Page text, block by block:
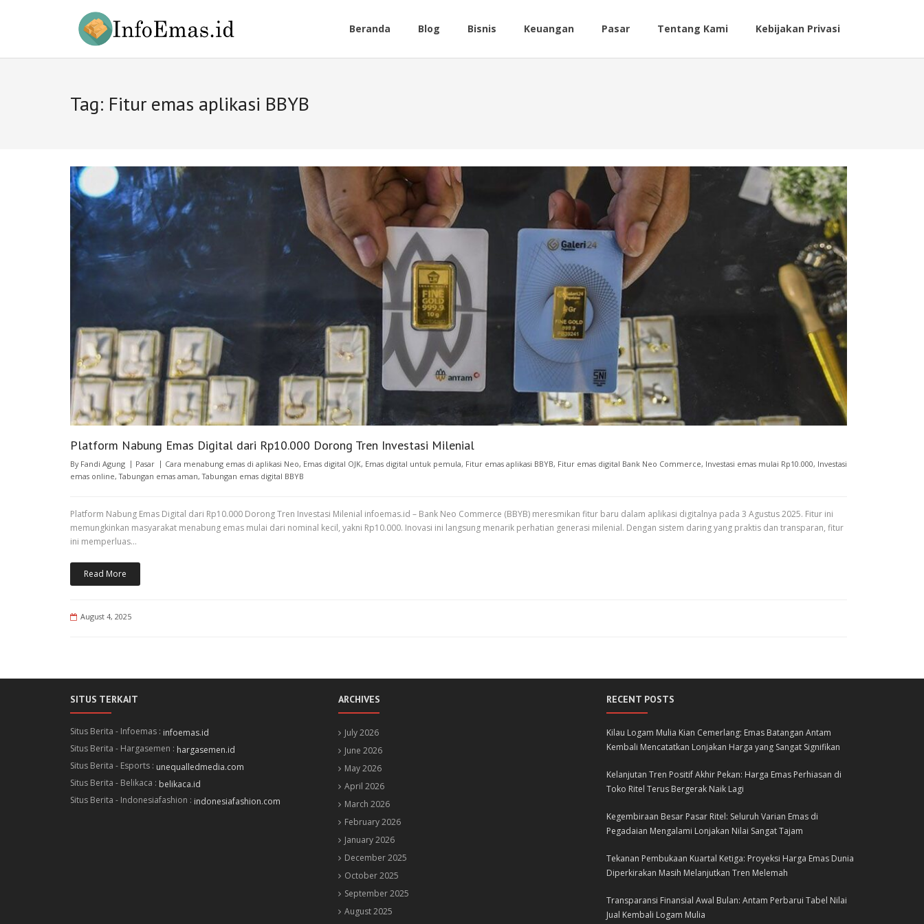
Beranda Blog Bisnis Keuangan Pasar Tentang Kami Kebijakan Privasi
Tag: Fitur emas aplikasi BBYB
Platform Nabung Emas Digital dari Rp10.000 Dorong Tren Investasi Milenial
By Fandi Agung Pasar Cara menabung emas di aplikasi Neo, Emas digital OJK, Emas digital untuk pemula, Fitur emas aplikasi BBYB, Fitur emas digital Bank Neo Commerce, Investasi emas mulai Rp10.000, Investasi
emas online,Tabungan emas aman,Tabungan emas digital BBYB
Platform Nabung Emas Digital dari Rp10.000 Dorong Tren Investasi Milenial infoemas.id – Bank Neo Commerce (BBYB) meresmikan fitur baru dalam aplikasi digitalnya pada 3 Agustus 2025. Fitur ini
memungkinkan masyarakat menabung emas mulai dari nominal kecil, yakni Rp10.000. Inovasi ini langsung menarik perhatian generasi milenial. Dengan sistem daring yang praktis dan transparan, fitur
ini memperluas…
Read More
August 4, 2025
SITUS TERKAIT
Situs Berita - Infoemas : infoemas.id
Situs Berita - Hargasemen : hargasemen.id
Situs Berita - Esports : unequalledmedia.com
Situs Berita - Belikaca : belikaca.id
Situs Berita - Indonesiafashion : indonesiafashion.com
ARCHIVES
July 2026
June 2026
May 2026
April 2026
March 2026
February 2026
January 2026
December 2025
October 2025
September 2025
August 2025
RECENT POSTS
Kilau Logam Mulia Kian Cemerlang: Emas Batangan Antam
Kembali Mencatatkan Lonjakan Harga yang Sangat Signifikan
Kelanjutan Tren Positif Akhir Pekan: Harga Emas Perhiasan di
Toko Ritel Terus Bergerak Naik Lagi
Kegembiraan Besar Pasar Ritel: Seluruh Varian Emas di
Pegadaian Mengalami Lonjakan Nilai Sangat Tajam
Tekanan Pembukaan Kuartal Ketiga: Proyeksi Harga Emas Dunia
Diperkirakan Masih Melanjutkan Tren Melemah
Transparansi Finansial Awal Bulan: Antam Perbarui Tabel Nilai
Jual Kembali Logam Mulia